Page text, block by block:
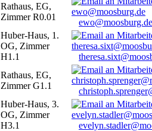
Rathaus, EG,
Zimmer R0.01
ewo@moosburg.de
Huber-Haus, 1.
OG, Zimmer
H1.1
Rathaus, EG,
Zimmer G1.1
Huber-Haus, 3.
OG, Zimmer
H3.1